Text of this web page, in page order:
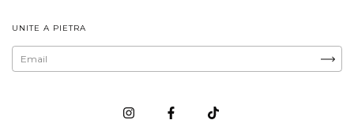
UNITE A PIETRA